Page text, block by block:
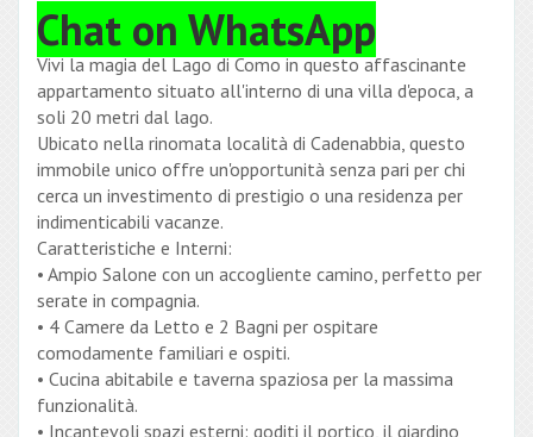
Chat on WhatsApp
Vivi la magia del Lago di Como in questo affascinante
appartamento situato all'interno di una villa d'epoca, a
soli 20 metri dal lago.
Ubicato nella rinomata località di Cadenabbia, questo
immobile unico offre un'opportunità senza pari per chi
cerca un investimento di prestigio o una residenza per
indimenticabili vacanze.
Caratteristiche e Interni:
• Ampio Salone con un accogliente camino, perfetto per
serate in compagnia.
• 4 Camere da Letto e 2 Bagni per ospitare
comodamente familiari e ospiti.
• Cucina abitabile e taverna spaziosa per la massima
funzionalità.
• Incantevoli spazi esterni: goditi il portico, il giardino